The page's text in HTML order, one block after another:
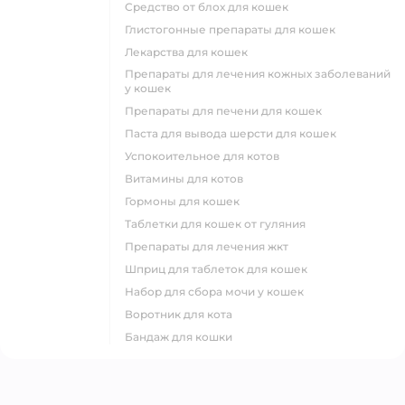
средство от блох для кошек
глистогонные препараты для кошек
лекарства для кошек
препараты для лечения кожных заболеваний
у кошек
препараты для печени для кошек
паста для вывода шерсти для кошек
успокоительное для котов
витамины для котов
гормоны для кошек
таблетки для кошек от гуляния
препараты для лечения жкт
шприц для таблеток для кошек
набор для сбора мочи у кошек
воротник для кота
бандаж для кошки